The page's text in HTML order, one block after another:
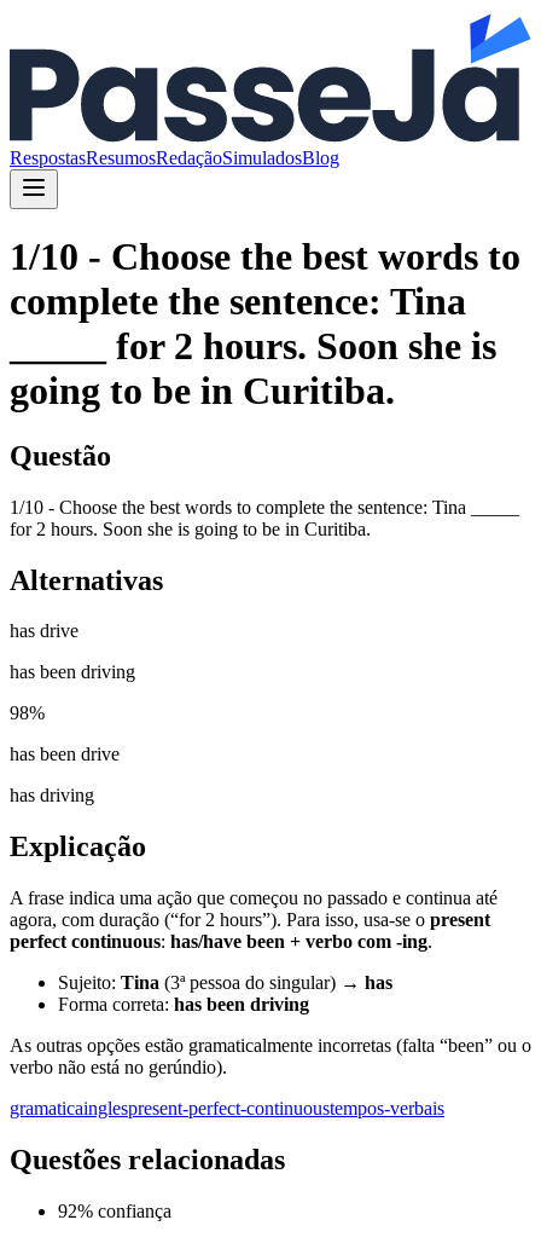
RespostasResumosRedaçãoSimuladosBlog
1/10 - Choose the best words to
complete the sentence: Tina
_____ for 2 hours. Soon she is
going to be in Curitiba.
Questão
1/10 - Choose the best words to complete the sentence: Tina _____
for 2 hours. Soon she is going to be in Curitiba.
Alternativas
has drive
has been driving
98%
has been drive
has driving
Explicação
A frase indica uma ação que começou no passado e continua até
agora, com duração (“for 2 hours”). Para isso, usa-se o present
perfect continuous: has/have been + verbo com -ing.
Sujeito: Tina (3ª pessoa do singular) → has
Forma correta: has been driving
As outras opções estão gramaticalmente incorretas (falta “been” ou o
verbo não está no gerúndio).
gramaticainglespresent-perfect-continuoustempos-verbais
Questões relacionadas
92% confiança